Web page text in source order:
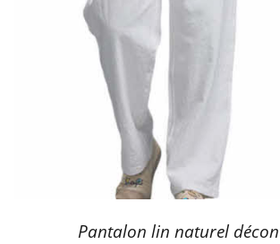
Pantalon lin naturel